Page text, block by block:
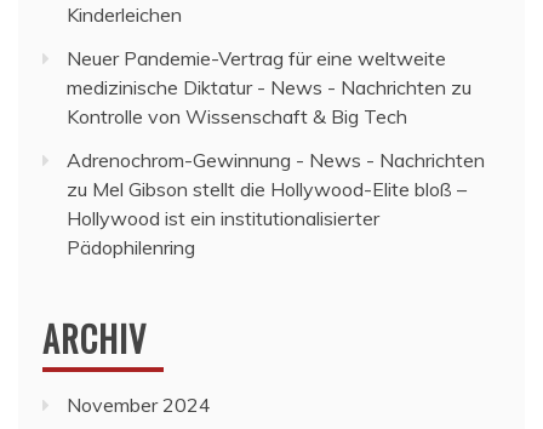
Kinderleichen
Neuer Pandemie-Vertrag für eine weltweite
medizinische Diktatur - News - Nachrichten zu
Kontrolle von Wissenschaft & Big Tech
Adrenochrom-Gewinnung - News - Nachrichten
zu Mel Gibson stellt die Hollywood-Elite bloß –
Hollywood ist ein institutionalisierter
Pädophilenring
ARCHIV
November 2024